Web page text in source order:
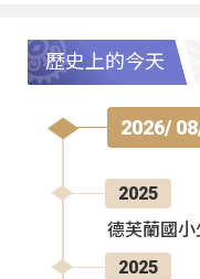
歷史上的今天
2026/
2025
德芙蘭國
2025